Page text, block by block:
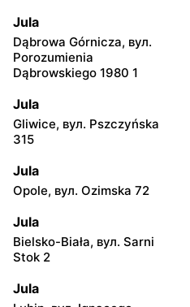
Jula
Dąbrowa Górnicza, вул.
Porozumienia
Dąbrowskiego 1980 1
Jula
Gliwice, вул. Pszczyńska
315
Jula
Opole, вул. Ozimska 72
Jula
Bielsko-Biała, вул. Sarni
Stok 2
Jula